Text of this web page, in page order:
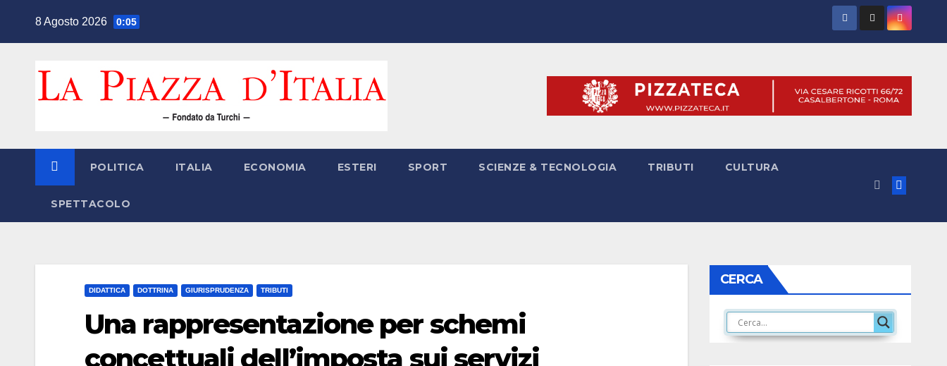
8 Agosto 2026 0:05
POLITICA ITALIA ECONOMIA ESTERI SPORT SCIENZE & TECNOLOGIA TRIBUTI CULTURA
SPETTACOLO
DIDATTICA DOTTRINA GIURISPRUDENZA TRIBUTI
Una rappresentazione per schemi
concettuali dell’imposta sui servizi
CERCA